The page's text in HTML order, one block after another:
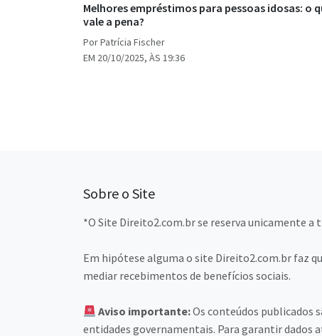
Melhores empréstimos para pessoas idosas: o
vale a pena?
Por Patrícia Fischer
EM 20/10/2025, ÀS 19:36
Sobre o Site
*O Site Direito2.com.br se reserva unicamente
Em hipótese alguma o site Direito2.com.br faz
mediar recebimentos de benefícios sociais.
Aviso importante:Os conteúdos publicados
entidades governamentais. Para garantir dados